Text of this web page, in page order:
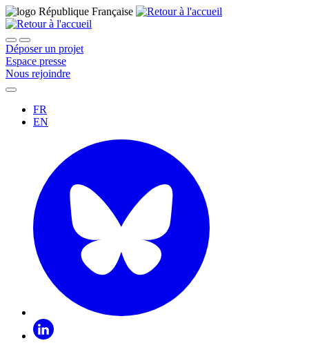
Déposer un projet
Espace presse
Nous rejoindre
FR
EN